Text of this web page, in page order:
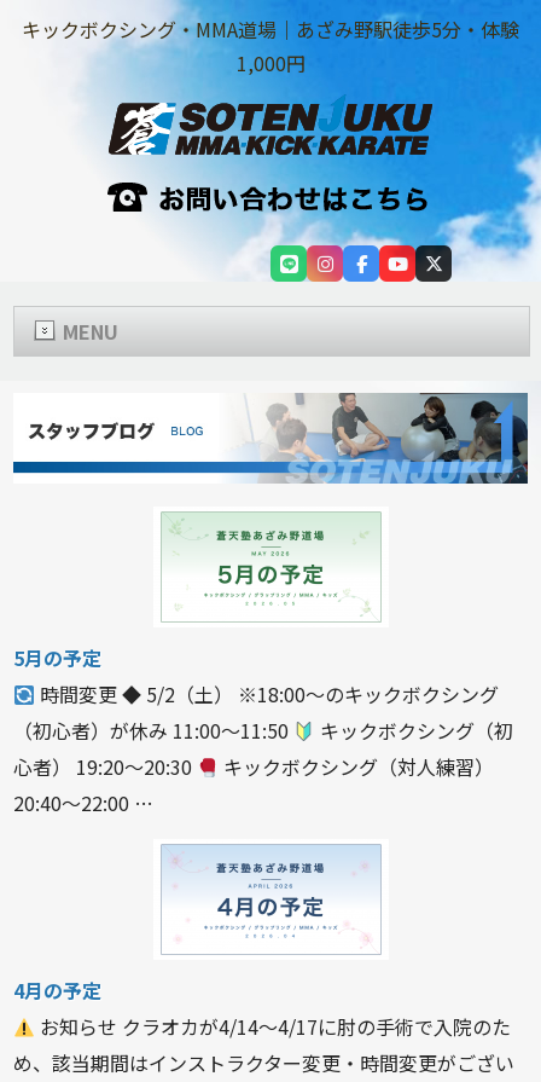
キックボクシング・MMA道場｜あざみ野駅徒歩5分・体験
1,000円
MENU
5月の予定
時間変更 ◆ 5/2（土） ※18:00〜のキックボクシング
（初心者）が休み 11:00〜11:50
キックボクシング（初
心者） 19:20〜20:30
キックボクシング（対人練習）
20:40〜22:00 …
4月の予定
お知らせ クラオカが4/14〜4/17に肘の手術で入院のた
め、該当期間はインストラクター変更・時間変更がござい